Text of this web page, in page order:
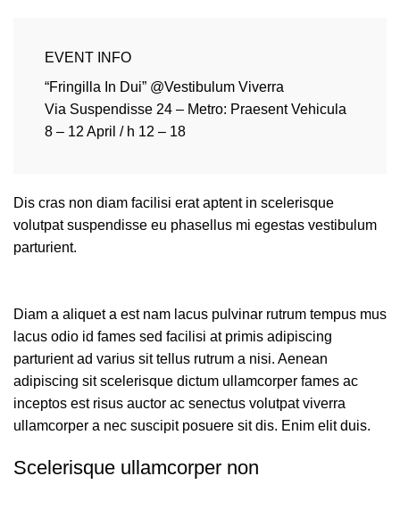
EVENT INFO
“Fringilla In Dui” @Vestibulum Viverra
Via Suspendisse 24 – Metro: Praesent Vehicula
8 – 12 April / h 12 – 18
Dis cras non diam facilisi erat aptent in scelerisque
volutpat suspendisse eu phasellus mi egestas vestibulum
parturient.
Diam a aliquet a est nam lacus pulvinar rutrum tempus mus
lacus odio id fames sed facilisi at primis adipiscing
parturient ad varius sit tellus rutrum a nisi. Aenean
adipiscing sit scelerisque dictum ullamcorper fames ac
inceptos est risus auctor ac senectus volutpat viverra
ullamcorper a nec suscipit posuere sit dis. Enim elit duis.
Scelerisque ullamcorper non